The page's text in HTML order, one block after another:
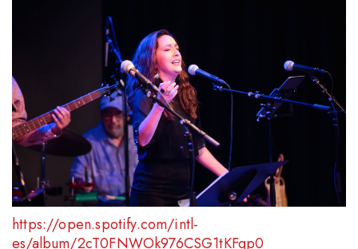
https://open.spotify.com/intl-
es/album/2cT0FNWOk976CSG1tKFqp0